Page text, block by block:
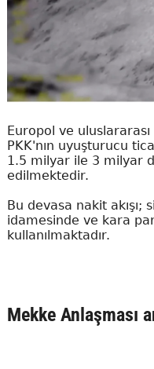
Europol ve
PKK'nın uyuşturucu
1.5 milyar ile 3 milyar
edilmektedir.
Bu devasa nakit akışı;
idamesinde ve kara
kullanılmaktadır.
Mekke Anlaşması